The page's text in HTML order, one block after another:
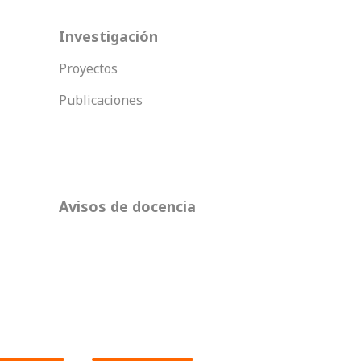
Investigación
Proyectos
Publicaciones
Avisos de docencia